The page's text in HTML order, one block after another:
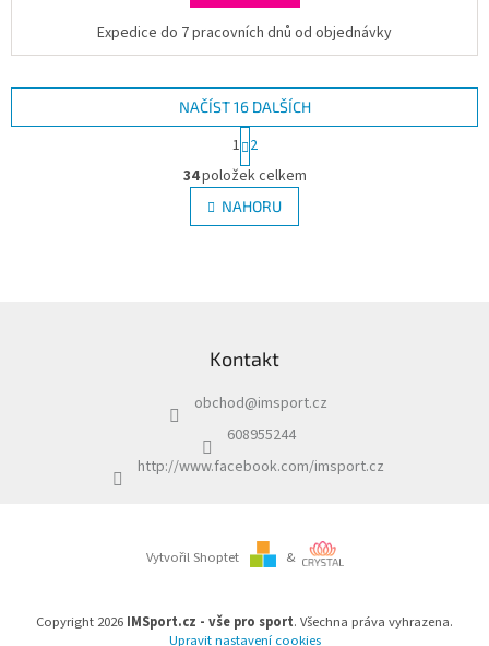
Expedice do 7 pracovních dnů od objednávky
O
v
l
á
r
v
k
y
v
ý
p
NAČÍST 16 DALŠÍCH
S
t
r
á
n
k
1 2
34položek celkem
NAHORU
Kontakt
obchod@imsport.cz
608955244
http://www.facebook.com/imsport.cz
Vytvořil Shoptet &
Copyright 2026 IMSport.cz - vše pro sport. Všechna práva vyhrazena.
Upravit nastavení cookies